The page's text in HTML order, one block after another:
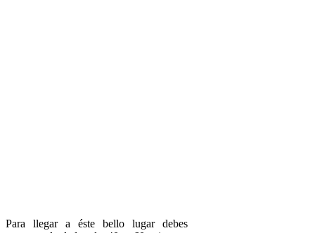
Para llegar a éste bello lugar debes